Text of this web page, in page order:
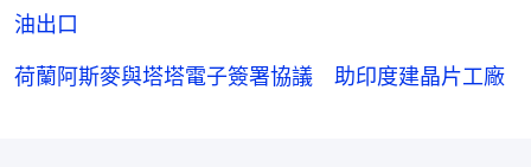
油出口
荷蘭阿斯麥與塔塔電子簽署協議 助印度建晶片工廠